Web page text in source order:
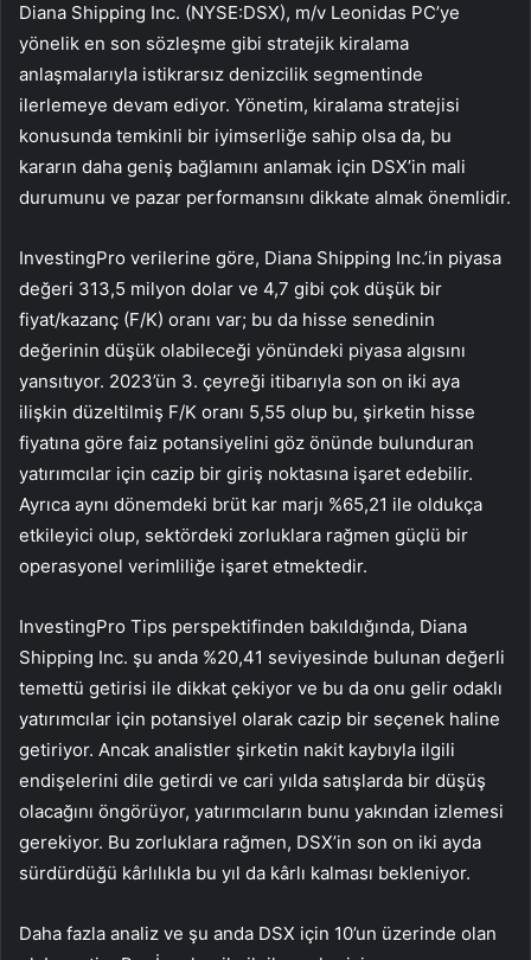
Diana Shipping Inc. (NYSE:DSX), m/v Leonidas PC’ye
yönelik en son sözleşme gibi stratejik kiralama
anlaşmalarıyla istikrarsız denizcilik segmentinde
ilerlemeye devam ediyor. Yönetim, kiralama stratejisi
konusunda temkinli bir iyimserliğe sahip olsa da, bu
kararın daha geniş bağlamını anlamak için DSX’in mali
durumunu ve pazar performansını dikkate almak önemlidir.
InvestingPro verilerine göre, Diana Shipping Inc.’in piyasa
değeri 313,5 milyon dolar ve 4,7 gibi çok düşük bir
fiyat/kazanç (F/K) oranı var; bu da hisse senedinin
değerinin düşük olabileceği yönündeki piyasa algısını
yansıtıyor. 2023’ün 3. çeyreği itibarıyla son on iki aya
ilişkin düzeltilmiş F/K oranı 5,55 olup bu, şirketin hisse
fiyatına göre faiz potansiyelini göz önünde bulunduran
yatırımcılar için cazip bir giriş noktasına işaret edebilir.
Ayrıca aynı dönemdeki brüt kar marjı %65,21 ile oldukça
etkileyici olup, sektördeki zorluklara rağmen güçlü bir
operasyonel verimliliğe işaret etmektedir.
InvestingPro Tips perspektifinden bakıldığında, Diana
Shipping Inc. şu anda %20,41 seviyesinde bulunan değerli
temettü getirisi ile dikkat çekiyor ve bu da onu gelir odaklı
yatırımcılar için potansiyel olarak cazip bir seçenek haline
getiriyor. Ancak analistler şirketin nakit kaybıyla ilgili
endişelerini dile getirdi ve cari yılda satışlarda bir düşüş
olacağını öngörüyor, yatırımcıların bunu yakından izlemesi
gerekiyor. Bu zorluklara rağmen, DSX’in son on iki ayda
sürdürdüğü kârlılıkla bu yıl da kârlı kalması bekleniyor.
Daha fazla analiz ve şu anda DSX için 10’un üzerinde olan